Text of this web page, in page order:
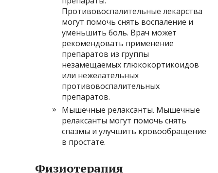
Противовоспалительные лекарства
могут помочь снять воспаление и
уменьшить боль. Врач может
рекомендовать применение
препаратов из группы
незамещаемых глюкокортикоидов
или нежелательных
противовоспалительных
препаратов.
Мышечные релаксанты. Мышечные
релаксанты могут помочь снять
спазмы и улучшить кровообращение
в простате.
Физиотерапия